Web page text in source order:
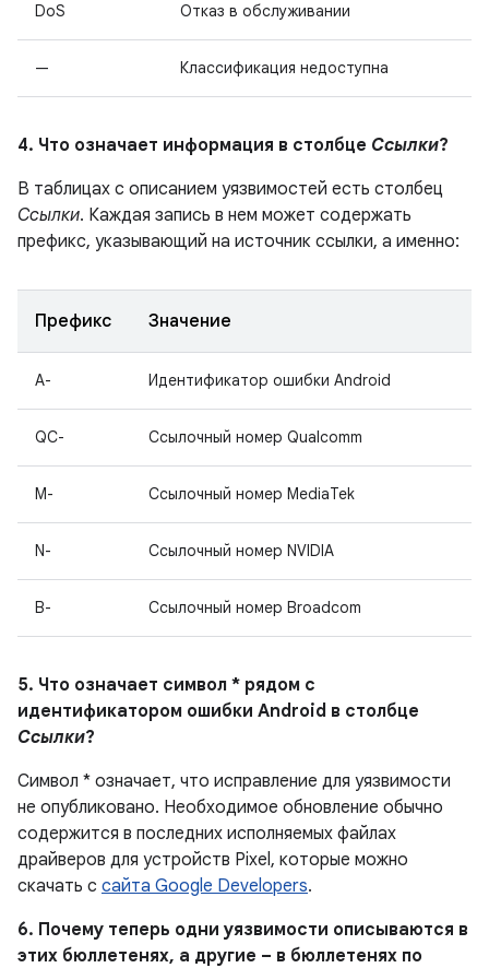
DoS Отказ в обслуживании
— Классификация недоступна
4. Что означает информация в столбце Ссылки?
В таблицах с описанием уязвимостей есть столбец
Ссылки. Каждая запись в нем может содержать
префикс, указывающий на источник ссылки, а именно:
Префикс Значение
A- Идентификатор ошибки Android
QC- Ссылочный номер Qualcomm
M- Ссылочный номер MediaTek
N- Ссылочный номер NVIDIA
B- Ссылочный номер Broadcom
5. Что означает символ * рядом с
идентификатором ошибки Android в столбце
Ссылки?
Символ * означает, что исправление для уязвимости
не опубликовано. Необходимое обновление обычно
содержится в последних исполняемых файлах
драйверов для устройств Pixel, которые можно
скачать с сайта Google Developers.
6. Почему теперь одни уязвимости описываются в
этих бюллетенях, а другие – в бюллетенях по